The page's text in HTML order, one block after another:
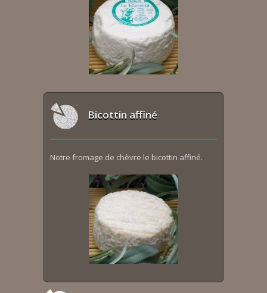
Bicottin affiné
Notre fromage de chèvre le bicottin affiné.